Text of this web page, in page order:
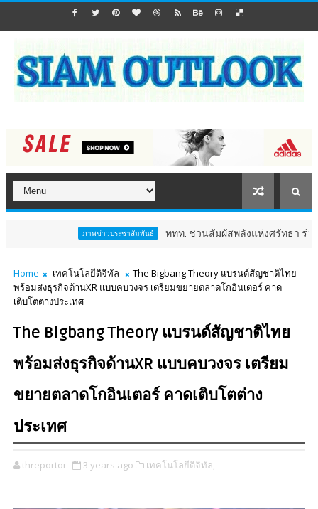
ภาพข่าวประชาสัมพันธ์ ททท. ชวนสัมผัสพลังแห่งศรัทธา ร่วมงาน "ห่มผ้า
Home เทคโนโลยีดิจิทัล
The Bigbang Theory แบรนด์สัญชาติไทย
พร้อมส่งธุรกิจด้านXR แบบคบวงจร เตรียมขยายตลาดโกอินเตอร์ คาด
เติบโตต่างประเทศ
The Bigbang Theory แบรนด์สัญชาติไทย
พร้อมส่งธุรกิจด้านXR แบบคบวงจร เตรียม
ขยายตลาดโกอินเตอร์ คาดเติบโตต่าง
ประเทศ
threportor 3 years ago เทคโนโลยีดิจิทัล,